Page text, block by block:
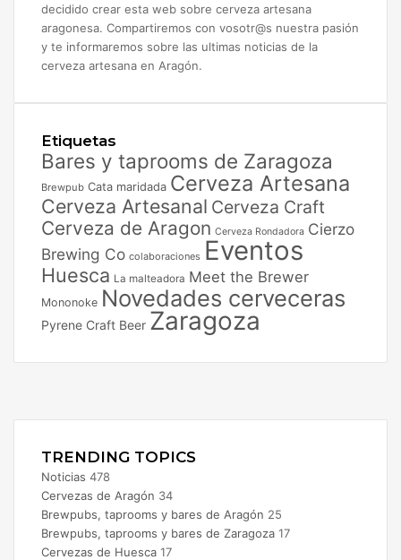
decidido crear esta web sobre cerveza artesana
aragonesa. Compartiremos con vosotr@s nuestra pasión
y te informaremos sobre las ultimas noticias de la
cerveza artesana en Aragón.
Etiquetas
Bares y taprooms de Zaragoza
Brewpub Cata maridada Cerveza Artesana
Cerveza Artesanal Cerveza Craft
Cerveza de Aragon Cerveza Rondadora Cierzo
Brewing Co colaboraciones Eventos
Huesca La malteadora Meet the Brewer
Mononoke Novedades cerveceras
Pyrene Craft Beer Zaragoza
TRENDING TOPICS
Noticias 478
Cervezas de Aragón 34
Brewpubs, taprooms y bares de Aragón 25
Brewpubs, taprooms y bares de Zaragoza 17
Cervezas de Huesca 17